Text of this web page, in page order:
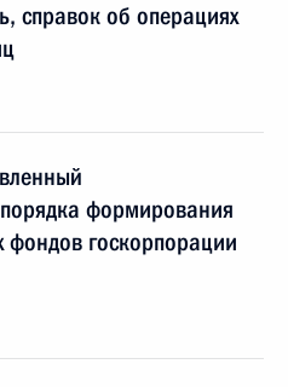
справок об операциях
формирования
фондов госкорпорации